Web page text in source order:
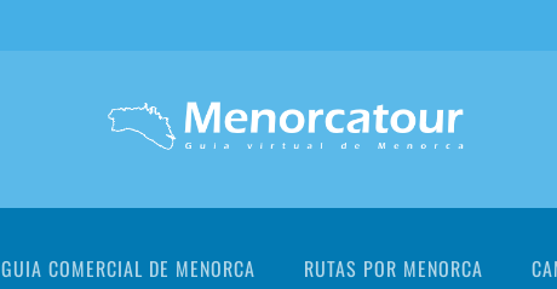
GUIA COMERCIAL DE MENORCA RUTAS POR MENORCA